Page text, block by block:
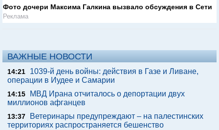
Фото дочери Максима Галкина вызвало обсуждения в Сети
Реклама
ВАЖНЫЕ НОВОСТИ
14:21
1039-й день войны: действия в Газе и Ливане,
операции в Иудее и Самарии
14:15
МВД Ирана отчиталось о депортации двух
миллионов афганцев
13:37
Ветеринары предупреждают – на палестинских
территориях распространяется бешенство